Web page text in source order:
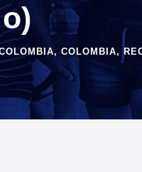
, COLOMBIA,